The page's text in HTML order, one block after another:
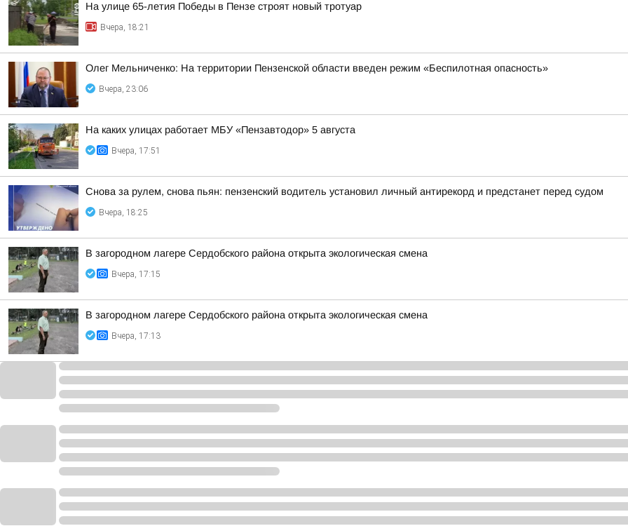
На улице 65-летия Победы в Пензе строят новый тротуар
Вчера, 18:21
Олег Мельниченко: На территории Пензенской области введен режим «Беспилотная опасность»
Вчера, 23:06
На каких улицах работает МБУ «Пензавтодор» 5 августа
Вчера, 17:51
Снова за рулем, снова пьян: пензенский водитель установил личный антирекорд и предстанет перед судом
Вчера, 18:25
В загородном лагере Сердобского района открыта экологическая смена
Вчера, 17:15
В загородном лагере Сердобского района открыта экологическая смена
Вчера, 17:13